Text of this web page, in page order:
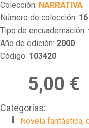
Colección: NARRATIVA
Número de colección: 16
Tipo de encuadernación:
Año de edición: 2000
Código: 103420
5,00 €
Categorías:
Novela fantástica,